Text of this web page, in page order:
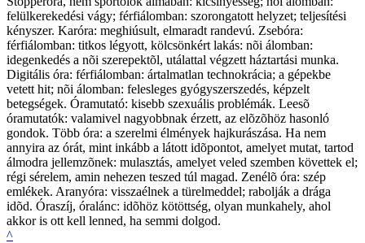
felülkerekedési vágy; férfiálomban: szorongatott helyzet; teljesítési
kényszer. Karóra: meghiúsult, elmaradt randevú. Zsebóra:
férfiálomban: titkos légyott, kölcsönkért lakás: nõi álomban:
idegenkedés a nõi szerepektõl, utálattal végzett háztartási munka.
Digitális óra: férfiálomban: ártalmatlan technokrácia; a gépekbe
vetett hit; nõi álomban: felesleges gyógyszerszedés, képzelt
betegségek. Óramutató: kisebb szexuális problémák. Leesõ
óramutatók: valamivel nagyobbnak érzett, az elõzõhöz hasonló
gondok. Több óra: a szerelmi élmények hajkurászása. Ha nem
annyira az órát, mint inkább a látott idõpontot, amelyet mutat, tartod
álmodra jellemzõnek: mulasztás, amelyet veled szemben követtek el;
régi sérelem, amin nehezen teszed túl magad. Zenélõ óra: szép
emlékek. Aranyóra: visszaélnek a türelmeddel; rabolják a drága
idõd. Óraszíj, óralánc: idõhöz kötöttség, olyan munkahely, ahol
akkor is ott kell lenned, ha semmi dolgod.
^